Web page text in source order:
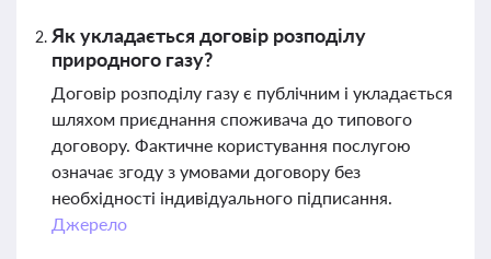
Як укладається договір розподілу
природного газу?
Договір розподілу газу є публічним і укладається
шляхом приєднання споживача до типового
договору. Фактичне користування послугою
означає згоду з умовами договору без
необхідності індивідуального підписання.
Джерело